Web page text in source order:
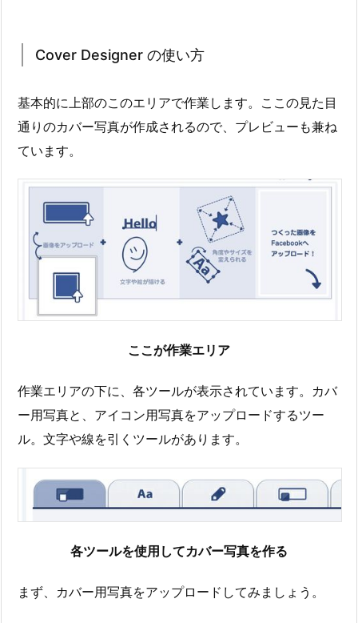
Cover Designer の使い方
基本的に上部のこのエリアで作業します。ここの見た目
通りのカバー写真が作成されるので、プレビューも兼ね
ています。
ここが作業エリア
作業エリアの下に、各ツールが表示されています。カバ
ー用写真と、アイコン用写真をアップロードするツー
ル。文字や線を引くツールがあります。
各ツールを使用してカバー写真を作る
まず、カバー用写真をアップロードしてみましょう。